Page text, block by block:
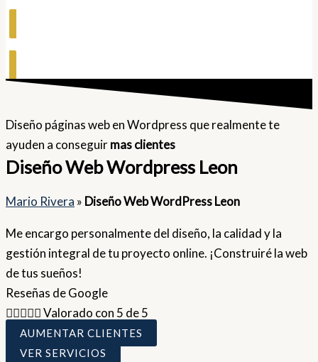
Diseño páginas web en Wordpress que realmente te
ayuden a conseguirmas clientes
Diseño Web Wordpress Leon
Mario Rivera » Diseño Web WordPress Leon
Me encargo personalmente del diseño, la calidad y la
gestión integral de tu proyecto online. ¡Construiré la web
de tus sueños!
Reseñas de Google
Valorado con 5 de 5
AUMENTAR CLIENTES
VER SERVICIOS